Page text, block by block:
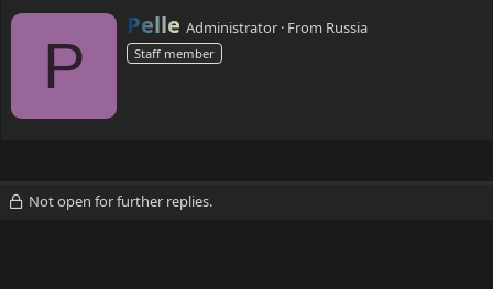
a
s
P
W
r
i
Pelle Administrator · From Russia
Staff member
Not open for further replies.